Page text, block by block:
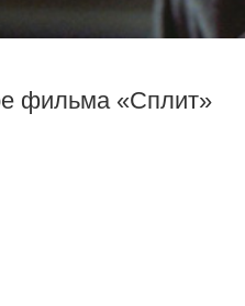
фильма «Сплит»